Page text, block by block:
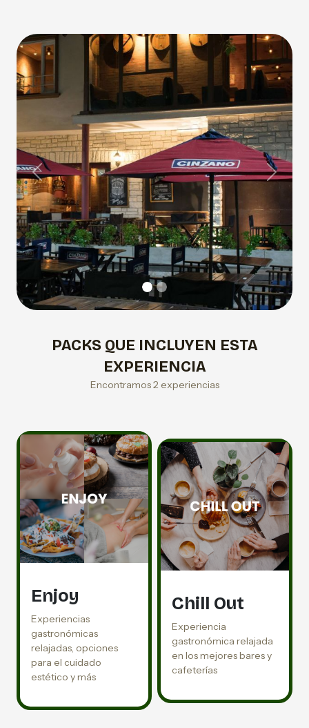
Previous Next
PACKS QUE INCLUYEN ESTA
EXPERIENCIA
Encontramos 2 experiencias
Enjoy
Experiencias
gastronómicas
relajadas, opciones
para el cuidado
estético y más
Chill Out
Experiencia
gastronómica relajada
en los mejores bares y
cafeterías